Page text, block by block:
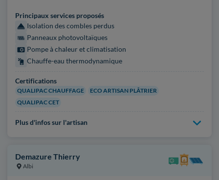
Principaux services proposés
Isolation des combles perdus
Panneaux photovoltaïques
Pompe à chaleur et climatisation
Chauffe-eau thermodynamique
Certifications
QUALIPAC CHAUFFAGE
ECO ARTISAN PLÂTRIER
QUALIPAC CET
Plus d'infos sur l'artisan
Demazure Thierry
Albi